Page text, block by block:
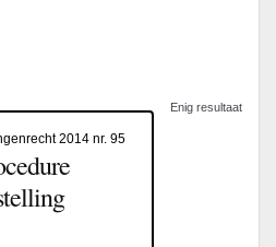
Enig resultaat
2014 nr. 95